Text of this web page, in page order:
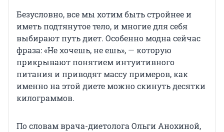
Безусловно, все мы хотим быть стройнее и
иметь подтянутое тело, и многие для себя
выбирают путь диет. Особенно модна сейчас
фраза: «Не хочешь, не ешь», — которую
прикрывают понятием интуитивного
питания и приводят массу примеров, как
именно на этой диете можно скинуть десятки
килограммов.
По словам врача-диетолога Ольги Анохиной,